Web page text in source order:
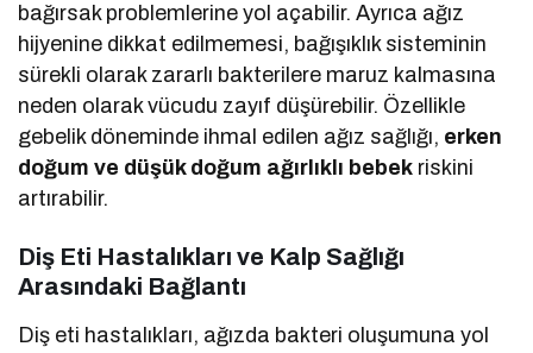
bağırsak problemlerine yol açabilir. Ayrıca ağız
hijyenine dikkat edilmemesi, bağışıklık sisteminin
sürekli olarak zararlı bakterilere maruz kalmasına
neden olarak vücudu zayıf düşürebilir. Özellikle
gebelik döneminde ihmal edilen ağız sağlığı, erken
doğum ve düşük doğum ağırlıklı bebek riskini
artırabilir.
Diş Eti Hastalıkları ve Kalp Sağlığı
Arasındaki Bağlantı
Diş eti hastalıkları, ağızda bakteri oluşumuna yol